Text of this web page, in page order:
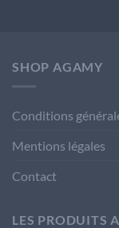
SHOP AGAMY
Conditions
Mentions légales
Contact
LES PRODUITS